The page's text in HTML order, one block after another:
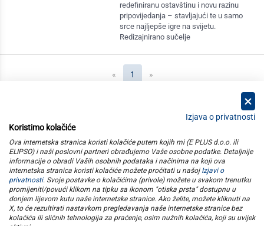
redefiniranu ostavštinu i novu razinu
pripovijedanja – stavljajući te u samo
srce najljepše igre na svijetu.
Redizajnirano sučelje
« 1 (current)
»
kategorije
elipso
informacije
Izjava o privatnosti
Koristimo kolačiće
Ova internetska stranica koristi kolačiće putem kojih mi (E PLUS d.o.o. ili
ELIPSO) i naši poslovni partneri obrađujemo Vaše osobne podatke. Detaljnije
informacije o obradi Vaših osobnih podataka i načinima na koji ova
internetska stranica koristi kolačiće možete pročitati u našoj Izjavi o
privatnosti. Svoje postavke o kolačićima (privole) možete u svakom trenutku
promijeniti/povući klikom na tipku sa ikonom "otiska prsta" dostupnu u
donjem lijevom kutu naše internetske stranice. Ako želite, možete kliknuti na
X, to će rezultirati nastavkom pregledavanja naše internetske stranice bez
kolačića ili sličnih tehnologija za praćenje, osim nužnih kolačića, koji su uvijek